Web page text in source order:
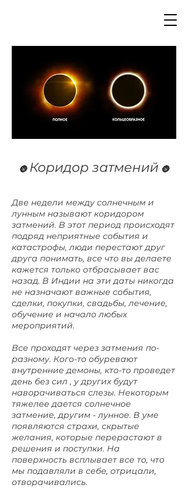
🌚 Коридор затмений 🌚
Две недели между солнечным и
лунным называют коридором
затмений. В этот период происходят
подряд неприятные события и
катастрофы, люди перестают друг
друга понимать, все что вы делаете
кажется только отбрасывает вас
назад. В Индии на эти даты никогда
не назначают важные события,
сделки, покупки, свадьбы, лечение,
обучение и начало любых
мероприятий.
Все проходят через затмения по-
разному. Кого-то обуревают
внутренние демоны, кто-то проведет
день без сил , у других будут
наворачиваться слезы. Некоторым
тяжелее дается солнечное
затмение, другим - лунное. В уме
появляются страхи, скрытые
желания, которые перерастают в
решения и поступки. На
поверхность всплывает все то, что
мы подавляли в себе, отрицали,
отворачивались.